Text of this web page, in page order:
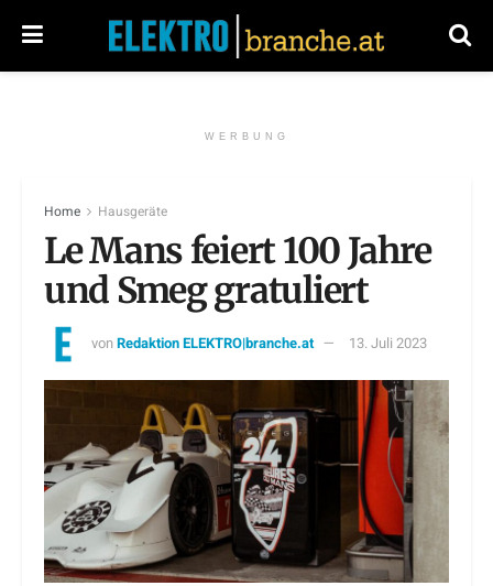
WERBUNG
Home Hausgeräte
Le Mans feiert 100 Jahre
und Smeg gratuliert
vonRedaktion ELEKTRO|branche.at 13. Juli 2023